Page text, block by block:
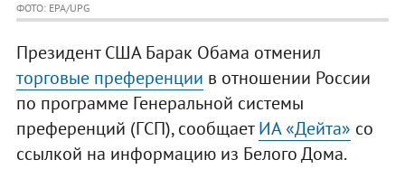
ФОТО: EPA/UPG
Президент США Барак Обама отменил
торговые преференции в отношении России
по программе Генеральной системы
преференций (ГСП), сообщаетИА «Дейта» со
ссылкой на информацию из Белого Дома.